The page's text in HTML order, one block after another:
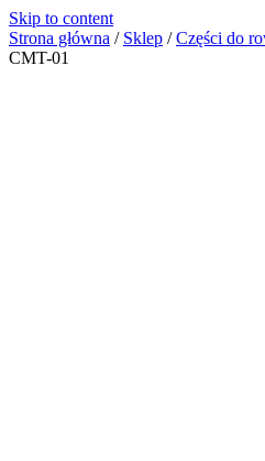
Skip to content
Strona główna / Sklep / Części do
CMT-01